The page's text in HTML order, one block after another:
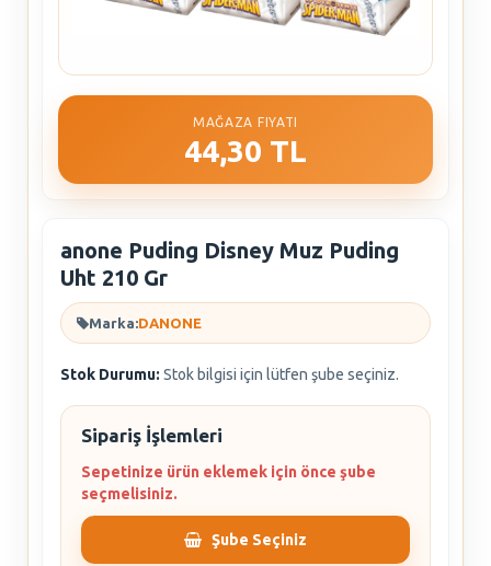
MAĞAZA FIYATI
44,30 TL
anone Puding Disney Muz Puding
Uht 210 Gr
Marka:DANONE
Stok Durumu: Stok bilgisi için lütfen şube seçiniz.
Sipariş İşlemleri
Sepetinize ürün eklemek için önce şube
seçmelisiniz.
Şube Seçiniz